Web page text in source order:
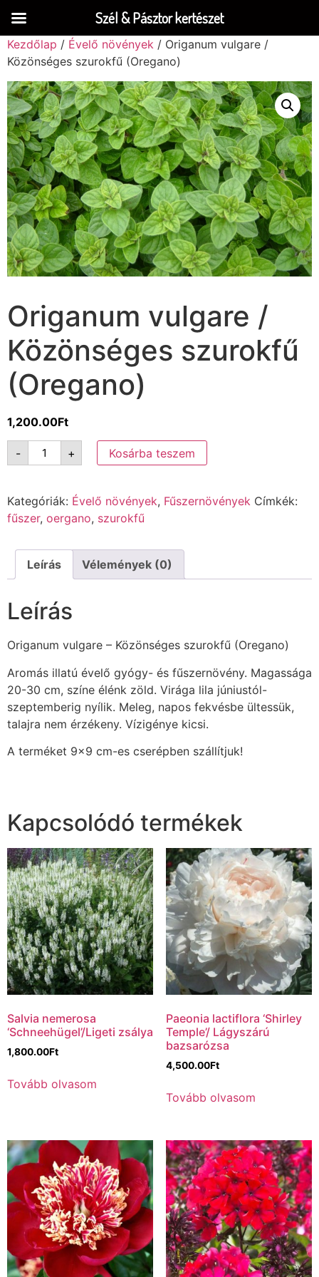
Kezdőlap / Évelő növények / Origanum vulgare /
Közönséges szurokfű (Oregano)
Origanum vulgare /
Közönséges szurokfű
(Oregano)
1,200.00Ft
- + Kosárba teszem
Kategóriák: Évelő növények, Fűszernövények Címkék:
fűszer, oergano, szurokfű
Leírás Vélemények (0)
Leírás
Origanum vulgare – Közönséges szurokfű (Oregano)
Aromás illatú évelő gyógy- és fűszernövény. Magassága
20-30 cm, színe élénk zöld. Virága lila júniustól-
szeptemberig nyílik. Meleg, napos fekvésbe ültessük,
talajra nem érzékeny. Vízigénye kicsi.
A terméket 9×9 cm-es cserépben szállítjuk!
Kapcsolódó termékek
Salvia nemerosa
‘Schneehügel’/Ligeti zsálya
1,800.00Ft
Tovább olvasom
Paeonia lactiflora ‘Shirley
Temple’/ Lágyszárú
bazsarózsa
4,500.00Ft
Tovább olvasom
Szél & Pásztor kertészet